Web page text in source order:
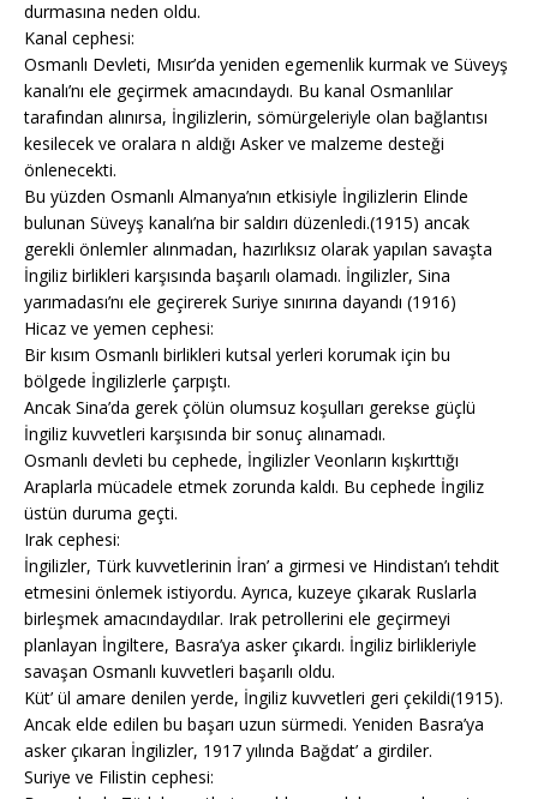
durmasına neden oldu.
Kanal cephesi:
Osmanlı Devleti, Mısır’da yeniden egemenlik kurmak ve Süveyş
kanalı’nı ele geçirmek amacındaydı. Bu kanal Osmanlılar
tarafından alınırsa, İngilizlerin, sömürgeleriyle olan bağlantısı
kesilecek ve oralara n aldığı Asker ve malzeme desteği
önlenecekti.
Bu yüzden Osmanlı Almanya’nın etkisiyle İngilizlerin Elinde
bulunan Süveyş kanalı’na bir saldırı düzenledi.(1915) ancak
gerekli önlemler alınmadan, hazırlıksız olarak yapılan savaşta
İngiliz birlikleri karşısında başarılı olamadı. İngilizler, Sina
yarımadası’nı ele geçirerek Suriye sınırına dayandı (1916)
Hicaz ve yemen cephesi:
Bir kısım Osmanlı birlikleri kutsal yerleri korumak için bu
bölgede İngilizlerle çarpıştı.
Ancak Sina’da gerek çölün olumsuz koşulları gerekse güçlü
İngiliz kuvvetleri karşısında bir sonuç alınamadı.
Osmanlı devleti bu cephede, İngilizler Veonların kışkırttığı
Araplarla mücadele etmek zorunda kaldı. Bu cephede İngiliz
üstün duruma geçti.
Irak cephesi:
İngilizler, Türk kuvvetlerinin İran’ a girmesi ve Hindistan’ı tehdit
etmesini önlemek istiyordu. Ayrıca, kuzeye çıkarak Ruslarla
birleşmek amacındaydılar. Irak petrollerini ele geçirmeyi
planlayan İngiltere, Basra’ya asker çıkardı. İngiliz birlikleriyle
savaşan Osmanlı kuvvetleri başarılı oldu.
Küt’ ül amare denilen yerde, İngiliz kuvvetleri geri çekildi(1915).
Ancak elde edilen bu başarı uzun sürmedi. Yeniden Basra’ya
asker çıkaran İngilizler, 1917 yılında Bağdat’ a girdiler.
Suriye ve Filistin cephesi: